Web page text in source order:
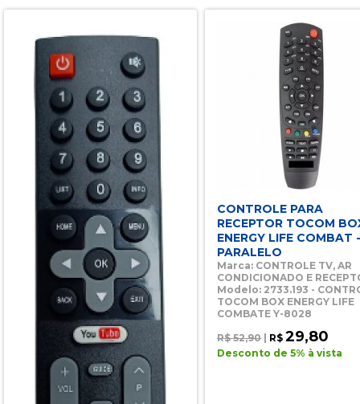
CONTROLE PARA
RECEPTOR TOCOM
ENERGY LIFE COMBAT -
PARALELO
Marca: CONTROLE TV, AR
CONDICIONADO E
Modelo: 2733.193 -
TOCOM BOX ENERGY LIFE
COMBATE Y-8028
R$ 52,90
R$ 29,80
Desconto de 5% à vista